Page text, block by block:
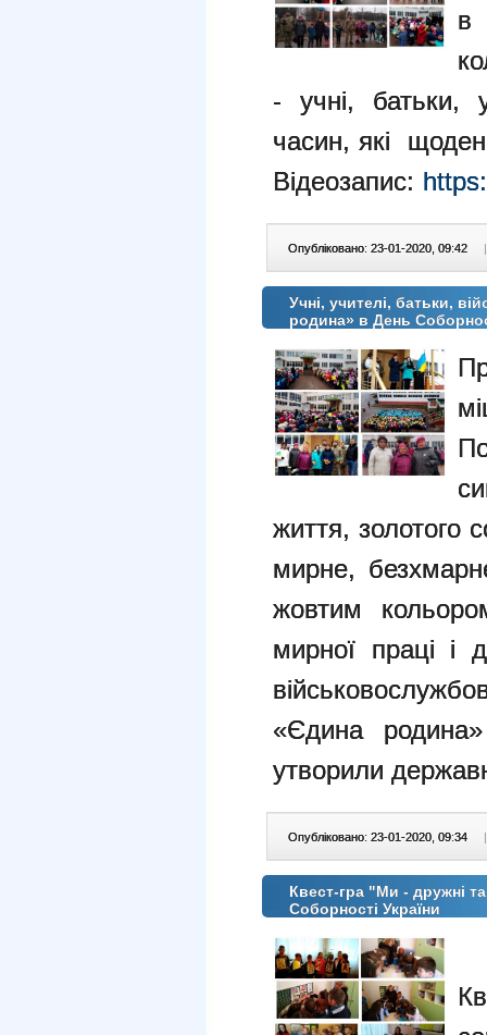
в
- учні, батьки,
часин, які
Відеозапис:
Опубліковано: 23-01-2020, 09:42
Учні, учителі, батьки,
родина» в День
життя, золотого
мирне,
жовтим
мирної праці і
«Єдина
утворили
Опубліковано: 23-01-2020, 09:34
Квест-гра "Ми - дружні
Соборності України